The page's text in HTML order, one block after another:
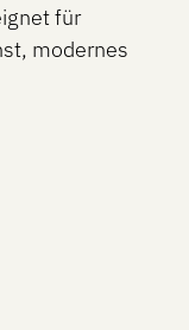
für
modernes